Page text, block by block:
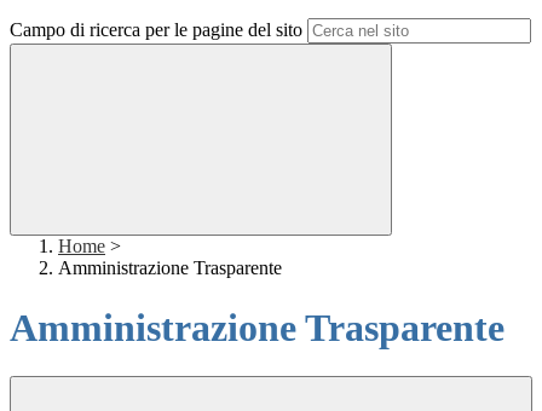
Campo di ricerca per le pagine del sito
Home >
Amministrazione Trasparente
Amministrazione Trasparente